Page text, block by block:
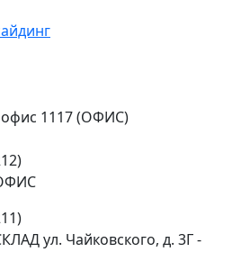
офис 1117 (ОФИС)
ул. Чайковского, д. 3Г -